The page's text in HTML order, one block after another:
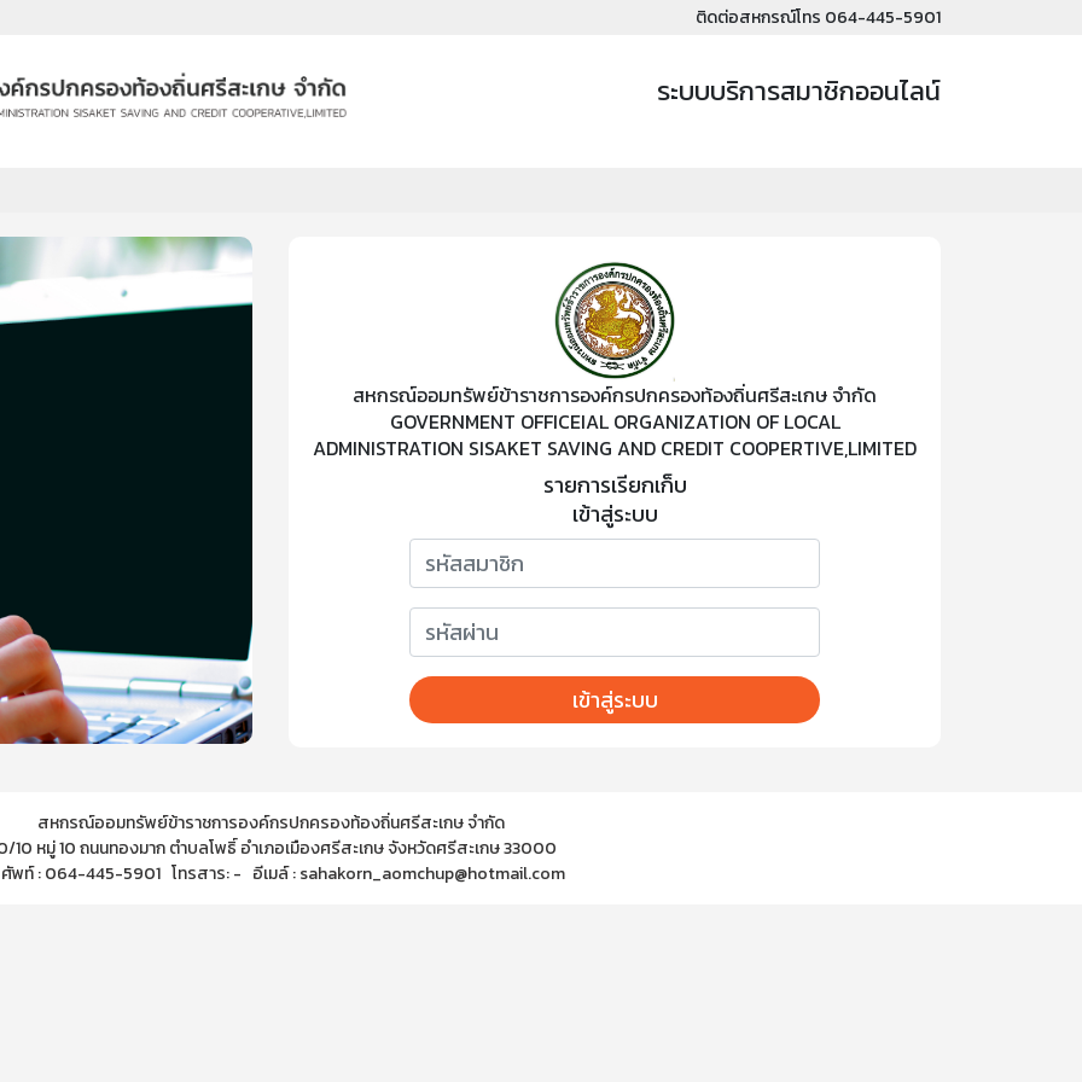
ติดต่อสหกรณ์โทร 064-445-5901
ระบบบริการสมาชิกออนไลน์
สหกรณ์ออมทรัพย์ข้าราชการองค์กรปกครองท้องถิ่นศรีสะเกษ จำกัด
GOVERNMENT OFFICEIAL ORGANIZATION OF LOCAL
ADMINISTRATION SISAKET SAVING AND CREDIT COOPERTIVE,LIMITED
รายการเรียกเก็บ
เข้าสู่ระบบ
เข้าสู่ระบบ
สหกรณ์ออมทรัพย์ข้าราชการองค์กรปกครองท้องถิ่นศรีสะเกษ จำกัด
10 หมู่ 10 ถนนทองมาก ตำบลโพธิ์ อำเภอเมืองศรีสะเกษ จังหวัดศรีสะเกษ 33000
ศัพท์ : 064-445-5901 โทรสาร: - อีเมล์ : sahakorn_aomchup@hotmail.com